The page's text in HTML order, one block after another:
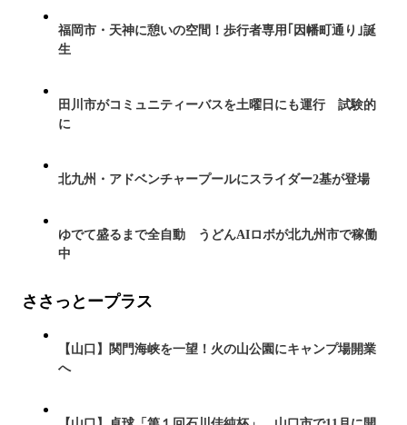
福岡市・天神に憩いの空間！歩行者専用｢因幡町通り｣誕
生
田川市がコミュニティーバスを土曜日にも運行 試験的
に
北九州・アドベンチャープールにスライダー2基が登場
ゆでて盛るまで全自動 うどんAIロボが北九州市で稼働
中
ささっとープラス
【山口】関門海峡を一望！火の山公園にキャンプ場開業
へ